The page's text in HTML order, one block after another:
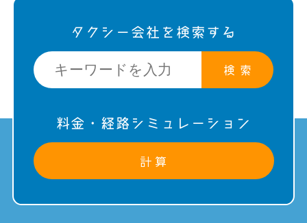
タクシー会社を検索する
検 索
料金・経路シミュレーション
計 算